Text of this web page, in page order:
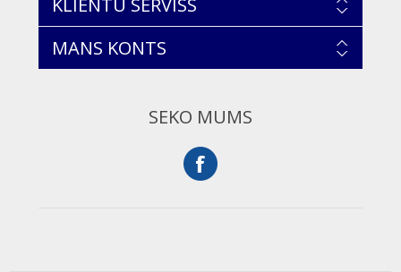
MANS KONTS
SEKO MUMS